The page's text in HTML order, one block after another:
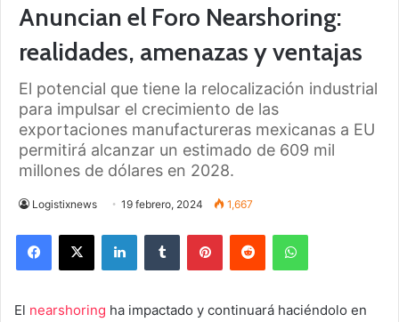
Anuncian el Foro Nearshoring:
realidades, amenazas y ventajas
El potencial que tiene la relocalización industrial
para impulsar el crecimiento de las
exportaciones manufactureras mexicanas a EU
permitirá alcanzar un estimado de 609 mil
millones de dólares en 2028.
Logistixnews 19 febrero, 2024 1,667
El nearshoring ha impactado y continuará haciéndolo en